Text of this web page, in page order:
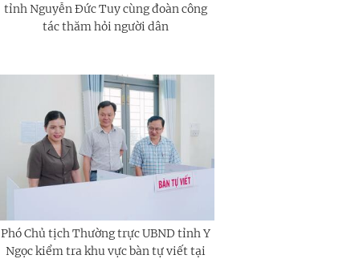
tỉnh Nguyễn Đức Tuy cùng đoàn công
tác thăm hỏi người dân
Phó Chủ tịch Thường trực UBND tỉnh Y
Ngọc kiểm tra khu vực bàn tự viết tại